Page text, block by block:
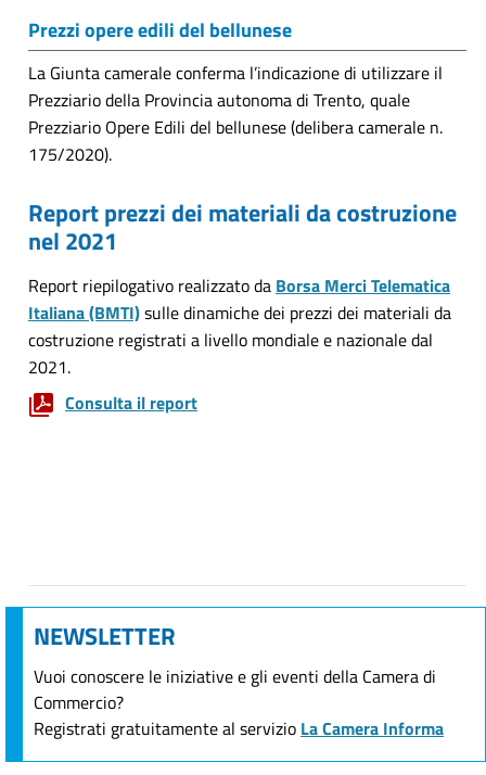
Prezzi opere edili del bellunese
La Giunta camerale conferma l’indicazione di utilizzare il
Prezziario della Provincia autonoma di Trento, quale
Prezziario Opere Edili del bellunese (delibera camerale n.
175/2020).
Report prezzi dei materiali da costruzione
nel 2021
Report riepilogativo realizzato da Borsa Merci Telematica
Italiana (BMTI)sulle dinamiche dei prezzi dei materiali da
costruzione registrati a livello mondiale e nazionale dal
2021.
Consulta il report
NEWSLETTER
Vuoi conoscere le iniziative e gli eventi della Camera di
Commercio?
Registrati gratuitamente al servizio La Camera Informa